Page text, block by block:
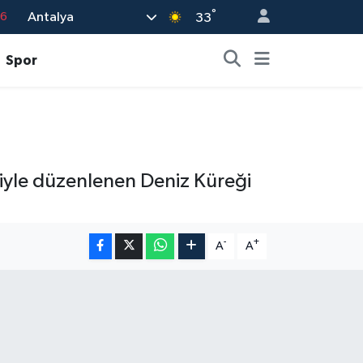
Antalya 33°
Spor
düzenlenen Deniz Küreği
A- A+